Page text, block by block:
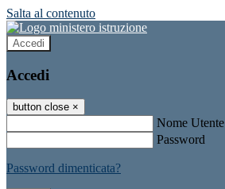
Salta al contenuto
Accedi
Accedi
button close ×
Nome Utente
Password
Password dimenticata?